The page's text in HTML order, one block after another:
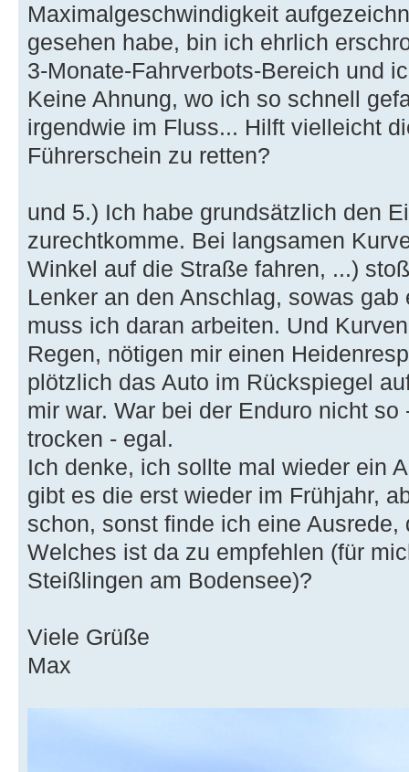
Maximalgeschwindigkeit
gesehen habe, bin ich ehrlich
3-Monate-Fahrverbots-Bereich und
Keine Ahnung, wo ich so schnell
irgendwie im Fluss... Hilft vielleicht
Führerschein zu retten?
und 5.) Ich habe grundsätzlich den
zurechtkomme. Bei langsamen
Winkel auf die Straße fahren, ...)
Lenker an den Anschlag, sowas
muss ich daran arbeiten. Und
Regen, nötigen mir einen
plötzlich das Auto im Rückspiegel
mir war. War bei der Enduro nicht
trocken - egal.
Ich denke, ich sollte mal wieder ein
gibt es die erst wieder im Frühjahr,
schon, sonst finde ich eine
Welches ist da zu empfehlen (für
Steißlingen am Bodensee)?
Viele Grüße
Max